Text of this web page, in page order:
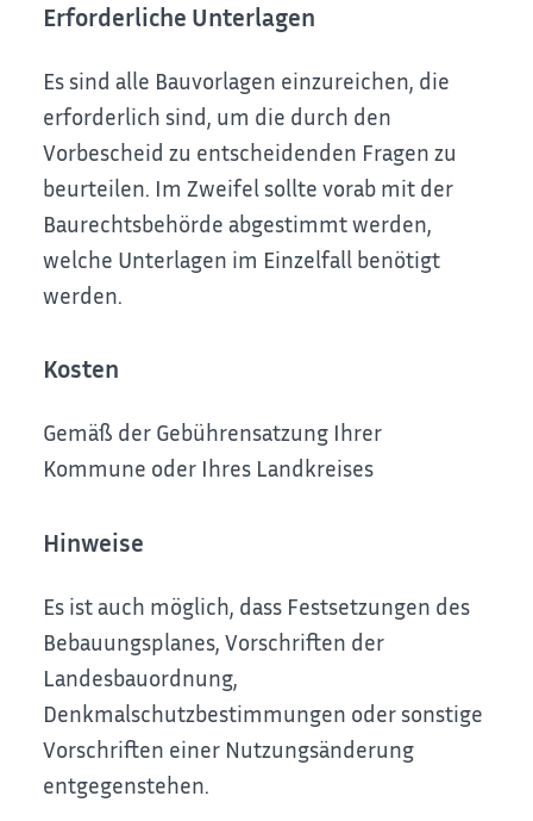
Erforderliche Unterlagen
Es sind alle Bauvorlagen einzureichen, die
erforderlich sind, um die durch den
Vorbescheid zu entscheidenden Fragen zu
beurteilen. Im Zweifel sollte vorab mit der
Baurechtsbehörde abgestimmt werden,
welche Unterlagen im Einzelfall benötigt
werden.
Kosten
Gemäß der Gebührensatzung Ihrer
Kommune oder Ihres Landkreises
Hinweise
Es ist auch möglich, dass Festsetzungen des
Bebauungsplanes, Vorschriften der
Landesbauordnung,
Denkmalschutzbestimmungen oder sonstige
Vorschriften einer Nutzungsänderung
entgegenstehen.